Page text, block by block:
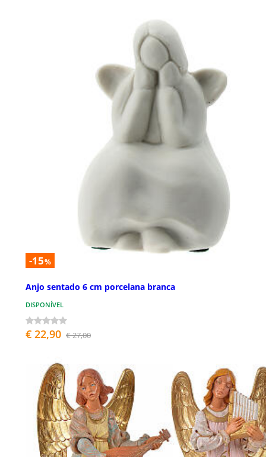
-15%
Anjo sentado 6 cm porcelana branca
DISPONÍVEL
€ 22,90 € 27,00